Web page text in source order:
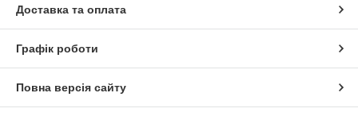
Доставка та оплата
Графік роботи
Повна версія сайту